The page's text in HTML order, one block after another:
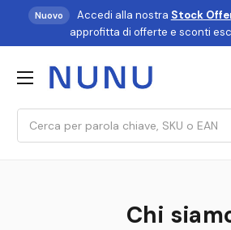
Nuovo Accedi alla nostra Stock
approfitta di offerte e sconti
Chi